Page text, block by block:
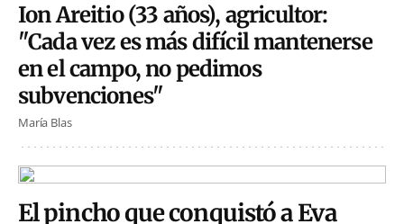
Ion Areitio (33 años), agricultor:
"Cada vez es más difícil mantenerse
en el campo, no pedimos
subvenciones"
María Blas
El pincho que conquistó a Eva